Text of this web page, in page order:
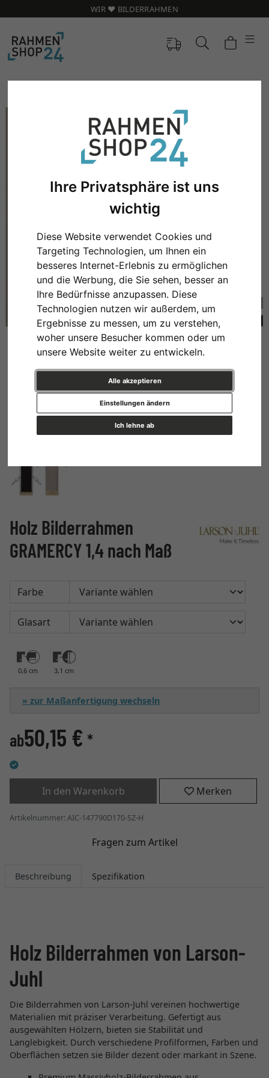
Ihre Privatsphäre ist uns
wichtig
Diese Website verwendet Cookies und
Targeting Technologien, um Ihnen ein
besseres Internet-Erlebnis zu ermöglichen
und die Werbung, die Sie sehen, besser an
Ihre Bedürfnisse anzupassen. Diese
Technologien nutzen wir außerdem, um
Ergebnisse zu messen, um zu verstehen,
woher unsere Besucher kommen oder um
unsere Website weiter zu entwickeln.
Alle akzeptieren
Ich lehne ab
Einstellungen ändern
WIR ❤️ BILDERRAHMEN
Zurück
Holz Bilderrahmen
GRAMERCY 1,4 nach Maß
Farbe
Glasart
0,6 cm 3,1 cm
» zur Maßanfertigung wechseln
ab50,15 € *
In den Warenkorb Merken
Artikelnummer: AIC-147790D170-SZ-H
Fragen zum Artikel
Beschreibung Spezifikation
Holz Bilderrahmen von Larson-
Juhl
Die Bilderrahmen von Larson-Juhl vereinen hochwertige
Materialien mit präziser Verarbeitung. Gefertigt aus
ausgewählten Hölzern, bieten sie Stabilität und
Langlebigkeit. Durch verschiedene Profilformen, Farben und
Oberflächen setzen sie Bilder dezent oder markant in Szene.